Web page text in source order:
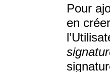
Pour
en